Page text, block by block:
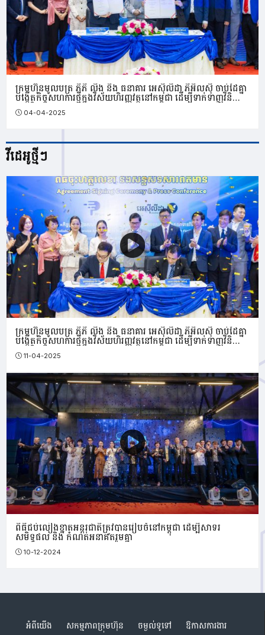
ក្រុមហ៊ុន​មូលបត្រ ភីភី លីង និង ធនាគារ អេស៊ីលីដា ភីអិលស៊ី ចាប់ដៃគ្នា
បង្កើតកិច្ចសហការថ្មីក្នុងវិស័យហិរញ្ញវត្ថុនៅកម្ពុជា ដើម្បីទាក់ទាញវិនិ
យោគិនបរទេស
04-04-2025
វីដេអូថ្មីៗ
ក្រុមហ៊ុន​មូលបត្រ ភីភី លីង និង ធនាគារ អេស៊ីលីដា ភីអិលស៊ី ចាប់ដៃគ្នា
បង្កើតកិច្ចសហការថ្មីក្នុងវិស័យហិរញ្ញវត្ថុនៅកម្ពុជា ដើម្បីទាក់ទាញវិនិ
យោគិនបរទេស
11-04-2025
ពិធីជប់លៀងខ្នាតអន្តរជាតិត្រូវបានរៀបចំនៅកម្ពុជា ដើម្បីសាទរ
សមិទ្ធផល និង កំណត់អនាគតរួមគ្នា
10-12-2024
អំពីយើង សកម្មភាពក្រុមហ៊ុន ចម្ងល់ទូទៅ
ឱកាសការងារ